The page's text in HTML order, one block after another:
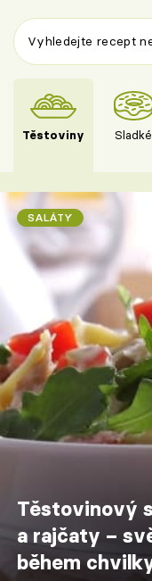
Těstoviny Sladké
SALÁTY
Těstovinový
a rajčaty –
během